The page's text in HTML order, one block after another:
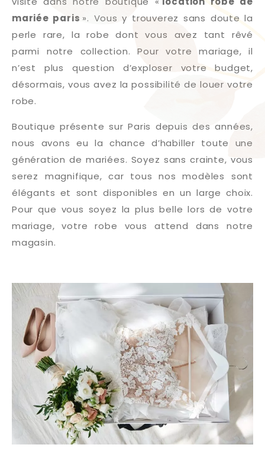
mariée paris ». Vous y trouverez sans doute la
perle rare, la robe dont vous avez tant rêvé
parmi notre collection. Pour votre mariage, il
n’est plus question d’exploser votre budget,
désormais, vous avez la possibilité de louer votre
robe.
Boutique présente sur Paris depuis des années,
nous avons eu la chance d’habiller toute une
génération de mariées. Soyez sans crainte, vous
serez magnifique, car tous nos modèles sont
élégants et sont disponibles en un large choix.
Pour que vous soyez la plus belle lors de votre
mariage, votre robe vous attend dans notre
magasin.